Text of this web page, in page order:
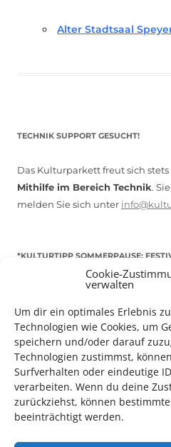
Cookie-
verwalten
Um dir ein optimales Erlebnis
Technologien wie Cookies, um
speichern und/oder darauf
Technologien zustimmst,
Surfverhalten oder eindeutige
verarbeiten. Wenn du deine
zurückziehst, können
beeinträchtigt werden.
Alter Stadtsaal
TECHNIK SUPPORT GESUCHT!
Das Kulturparkett freut sich
Mithilfe im Bereich Technik.
melden Sie sich unter
*KULTURTIPP SOMMERPAUSE: